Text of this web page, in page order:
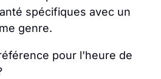
spécifiques avec un
genre.
pour l'heure de